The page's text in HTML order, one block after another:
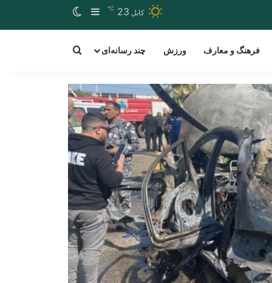
کابل 23
℃
Sidebar
فرهنگ و معارف ورزش چند رسانه‌ای for a word